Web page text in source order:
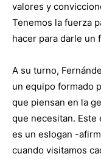
valores y
Tenemos la fuerza
hacer para darle un
A su turno,
un equipo formado
que piensan en la
que necesitan.
es un eslogan -
cuando visitamos